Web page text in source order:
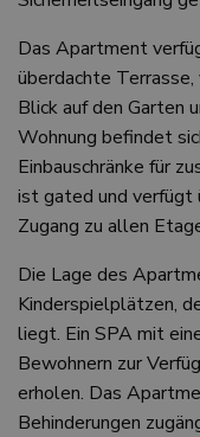
Das Apartment
überdachte Terrasse,
Blick auf den Garten
Wohnung befindet
Einbauschränke für
ist gated und verfügt
Zugang zu allen
Die Lage des
Kinderspielplätzen,
liegt. Ein SPA mit
Bewohnern zur
erholen. Das
Behinderungen